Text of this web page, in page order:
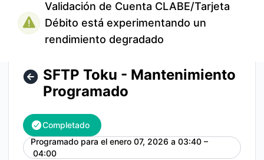
Validación de Cuenta CLABE/Tarjeta
Débito está experimentando un
rendimiento degradado
SFTP Toku - Mantenimiento
Programado
Completado
Programado para el enero 07, 2026 a 03:40 –
04:00
UTC